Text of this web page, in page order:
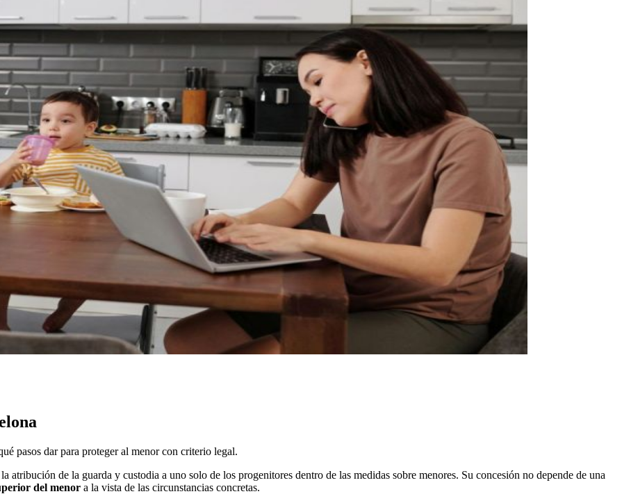
pasos dar para proteger al menor con criterio legal.
atribución de la guarda y custodia a uno solo de los progenitores dentro de las medidas sobre menores. Su concesión no depende de una
del menor a la vista de las circunstancias concretas.